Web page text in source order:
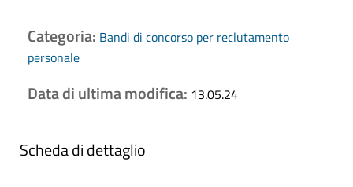
Categoria: Bandi di concorso per reclutamento
personale
Data di ultima modifica: 13.05.24
Scheda di dettaglio